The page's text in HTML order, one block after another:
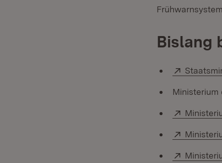
Bislang
Extern:
Extern:
Extern:
Extern: